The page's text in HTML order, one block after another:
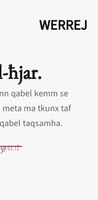
WERREJ
qabel kemm se
meta ma tkunx taf
taqsamha.